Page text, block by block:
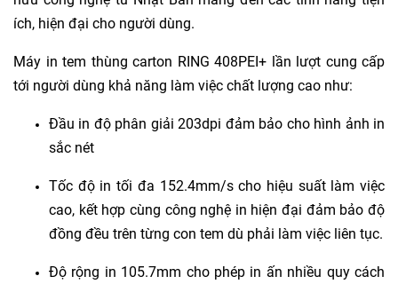
ích, hiện đại cho người dùng.
Máy in tem thùng carton RING 408PEI+ lần lượt cung cấp
tới người dùng khả năng làm việc chất lượng cao như:
Đầu in độ phân giải 203dpi đảm bảo cho hình ảnh in
sắc nét
Tốc độ in tối đa 152.4mm/s cho hiệu suất làm việc
cao, kết hợp cùng công nghệ in hiện đại đảm bảo độ
đồng đều trên từng con tem dù phải làm việc liên tục.
Độ rộng in 105.7mm cho phép in ấn nhiều quy cách